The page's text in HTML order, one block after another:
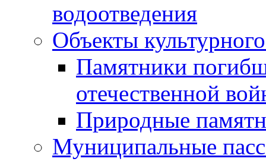
водоотведения
Объекты
Памятники
отечественной
Природные
Муниципальные